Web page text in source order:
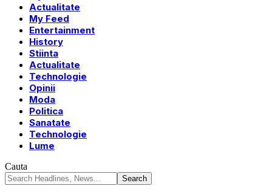
Actualitate
My Feed
Entertainment
History
Stiinta
Actualitate
Technologie
Opinii
Moda
Politica
Sanatate
Technologie
Lume
Cauta